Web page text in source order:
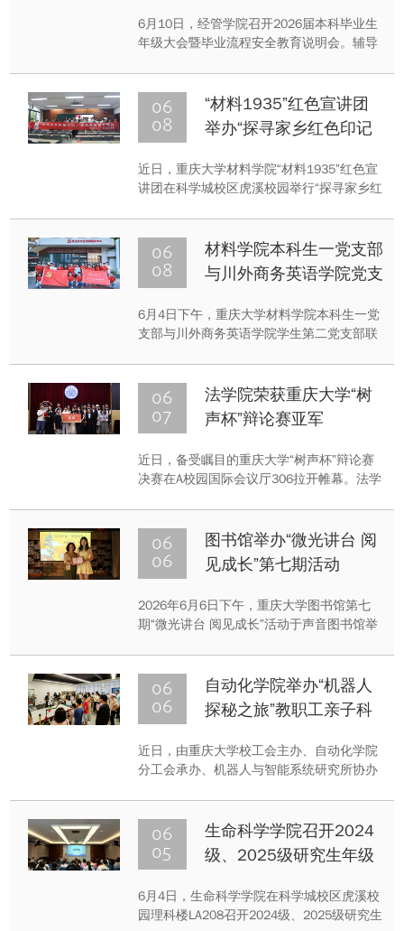
6月10日，经管学院召开2026届本科毕业生
年级大会暨毕业流程安全教育说明会。辅导
项，并寄语学子坚守本心、勇于担当。此次
会议打通信息壁垒，学院也将持续做好毕业
生服务保障工作。
06
08
“材料1935”红色宣讲团
举办“探寻家乡红色印记
宣讲活动
近日，重庆大学材料学院“材料1935”红色宣
讲团在科学城校区虎溪校园举行“探寻家乡红
庆市样板支部、材料学院本科生一党支部书
记任超作为教师代表出席。
06
08
材料学院本科生一党支部
与川外商务英语学院党支
学活动
6月4日下午，重庆大学材料学院本科生一党
支部与川外商务英语学院学生第二党支部联
展，双方共计五十余名师生党员参与本次实
地研学活动。
06
07
法学院荣获重庆大学“树
声杯”辩论赛亚军
近日，备受瞩目的重庆大学“树声杯”辩论赛
决赛在A校园国际会议厅306拉开帷幕。法学
自己的路，让别人说去吧’是不是值得倡导的
青年价值观”这一辩题展开激烈交锋。最终，
法学院获得亚军。
06
06
图书馆举办“微光讲台 阅
见成长”第七期活动
2026年6月6日下午，重庆大学图书馆第七
期“微光讲台 阅见成长”活动于声音图书馆举
合个人经历，就心理咨询的相关认知进行了
科普，并围绕自我接纳与成长议题展开分
06
06
自动化学院举办“机器人
探秘之旅”教职工亲子科
近日，由重庆大学校工会主办、自动化学院
分工会承办、机器人与智能系统研究所协办
亲子家庭100余人齐聚现场，沉浸式解锁机
器人科技奥秘，活动组织有序，氛围热烈，
获得参与家庭一致好评。
06
05
生命科学学院召开2024
级、2025级研究生年级
6月4日，生命科学学院在科学城校区虎溪校
园理科楼LA208召开2024级、2025级研究生